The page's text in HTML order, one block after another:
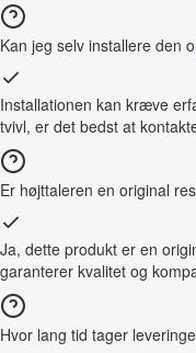
Kan jeg selv installere den
Installationen kan kræve
tvivl, er det bedst at
Er højttaleren en original
Ja, dette produkt er en
garanterer kvalitet og
Hvor lang tid tager